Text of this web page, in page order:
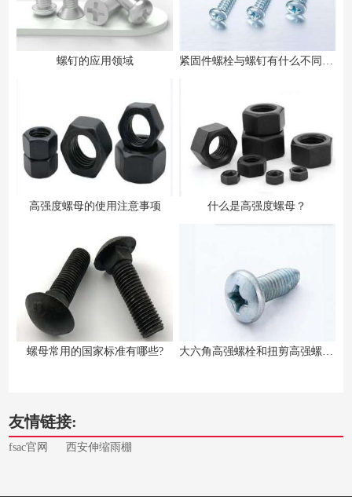
螺钉的应用领域 紧固件螺栓与螺钉有什么不同之处
高强度螺母的使用注意事项 什么是高强度螺母？
螺母常用的国家标准有哪些? 大六角高强螺栓和扭剪高强螺栓的区别
友情链接:
fsac官网 西安伸缩雨棚